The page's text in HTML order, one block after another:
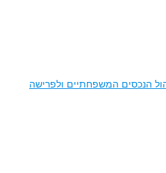
המשפחתיים ולפרישה